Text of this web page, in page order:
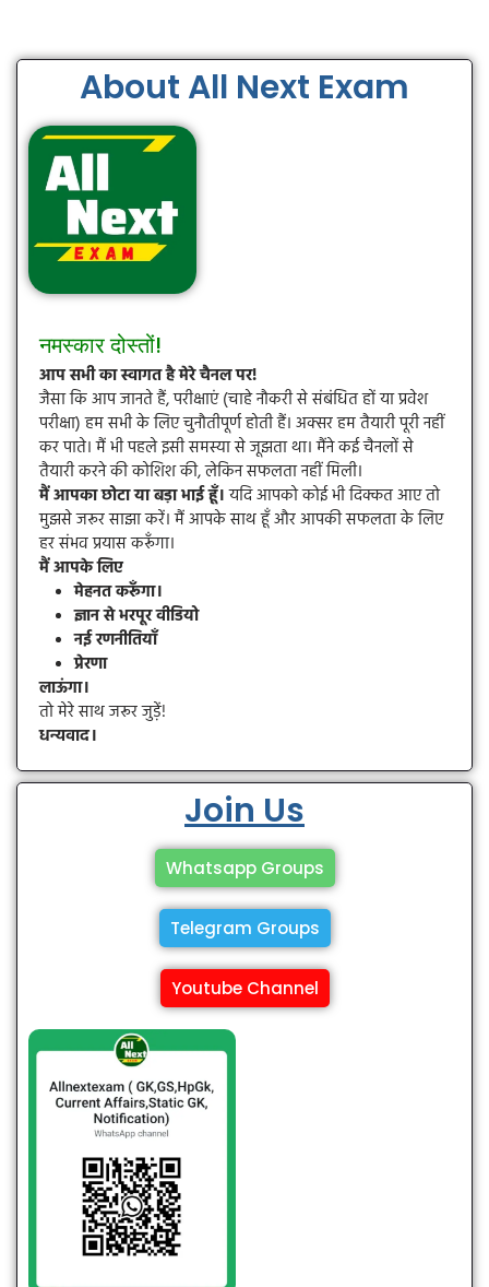
About All Next Exam
नमस्कार दोस्तों!
आप सभी का स्वागत है मेरे चैनल पर!
जैसा कि आप जानते हैं, परीक्षाएं (चाहे नौकरी से संबंधित हों या प्रवेश
परीक्षा) हम सभी के लिए चुनौतीपूर्ण होती हैं। अक्सर हम तैयारी पूरी नहीं
कर पाते। मैं भी पहले इसी समस्या से जूझता था। मैंने कई चैनलों से
तैयारी करने की कोशिश की, लेकिन सफलता नहीं मिली।
मैं आपका छोटा या बड़ा भाई हूँ।यदि आपको कोई भी दिक्कत आए तो
मुझसे जरूर साझा करें। मैं आपके साथ हूँ और आपकी सफलता के लिए
हर संभव प्रयास करूँगा।
मैं आपके लिए
मेहनत करूँगा।
ज्ञान से भरपूर वीडियो
नई रणनीतियाँ
प्रेरणा
लाऊंगा।
तो मेरे साथ जरूर जुड़ें!
धन्यवाद।
Join Us
Whatsapp Groups
Telegram Groups
Youtube Channel